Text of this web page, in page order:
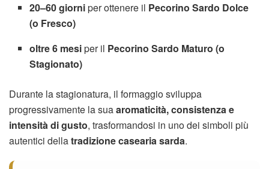
20–60 giorniper ottenere il Pecorino Sardo Dolce
(o Fresco)
oltre 6 mesiper il Pecorino Sardo Maturo (o
Stagionato)
Durante la stagionatura, il formaggio sviluppa
progressivamente la suaaromaticità, consistenza e
intensità di gusto, trasformandosi in uno dei simboli più
autentici dellatradizione casearia sarda.